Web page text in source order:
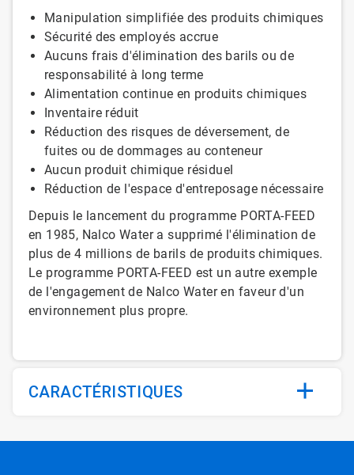
Manipulation simplifiée des produits chimiques
Sécurité des employés accrue
Aucuns frais d'élimination des barils ou de
responsabilité à long terme
Alimentation continue en produits chimiques
Inventaire réduit
Réduction des risques de déversement, de
fuites ou de dommages au conteneur
Aucun produit chimique résiduel
Réduction de l'espace d'entreposage nécessaire
Depuis le lancement du programme PORTA-FEED
en 1985, Nalco Water a supprimé l'élimination de
plus de 4 millions de barils de produits chimiques.
Le programme PORTA-FEED est un autre exemple
de l'engagement de Nalco Water en faveur d'un
environnement plus propre.
CARACTÉRISTIQUES